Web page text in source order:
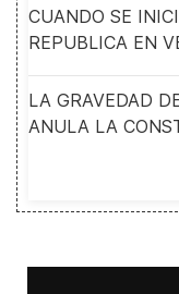
CUANDO SE
REPUBLICA EN
LA GRAVEDAD
ANULA LA